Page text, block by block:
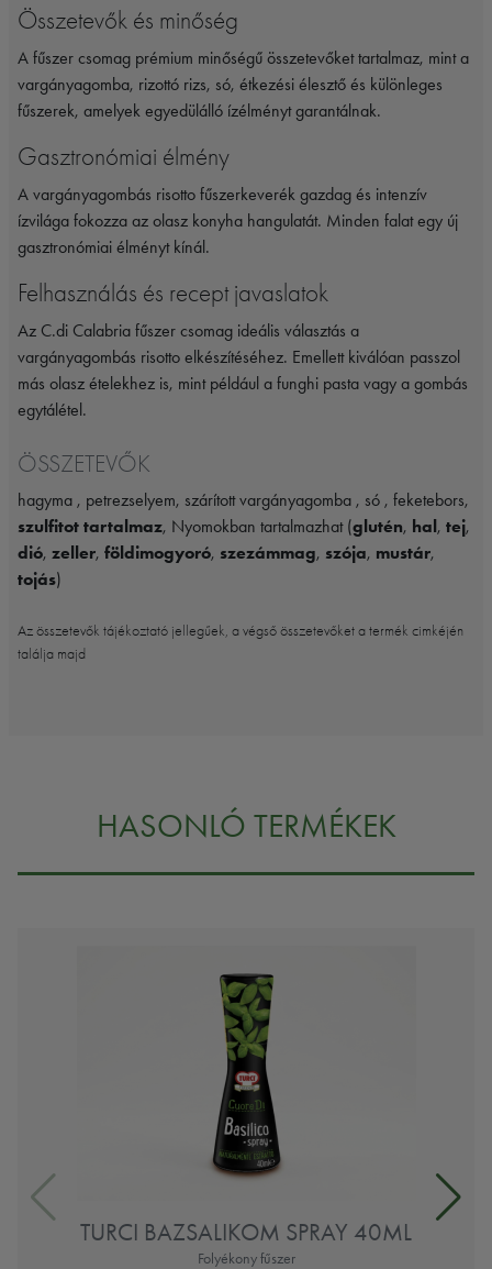
Összetevők és minőség
A fűszer csomag prémium minőségű összetevőket tartalmaz, mint a
vargányagomba, rizottó rizs, só, étkezési élesztő és különleges
fűszerek, amelyek egyedülálló ízélményt garantálnak.
Gasztronómiai élmény
A vargányagombás risotto fűszerkeverék gazdag és intenzív
ízvilága fokozza az olasz konyha hangulatát. Minden falat egy új
gasztronómiai élményt kínál.
Felhasználás és recept javaslatok
Az C.di Calabria fűszer csomag ideális választás a
vargányagombás risotto elkészítéséhez. Emellett kiválóan passzol
más olasz ételekhez is, mint például a funghi pasta vagy a gombás
egytálétel.
ÖSSZETEVŐK
hagyma , petrezselyem, szárított vargányagomba , só , feketebors,
szulfitot tartalmaz, Nyomokban tartalmazhat (glutén, hal, tej,
dió, zeller, földimogyoró, szezámmag, szója, mustár,
tojás)
Az összetevők tájékoztató jellegűek, a végső összetevőket a termék cimkéjén
találja majd
HASONLÓ TERMÉKEK
TURCI BAZSALIKOM SPRAY 40ML
Folyékony fűszer